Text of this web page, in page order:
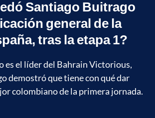
Santiago Buitrago
general de la
tras la etapa 1?
es el líder del Bahrain Victorious,
demostró que tiene con qué dar
colombiano de la primera jornada.